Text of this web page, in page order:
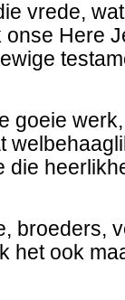
vrede,
Here
goeie
die
broeders,
het ook